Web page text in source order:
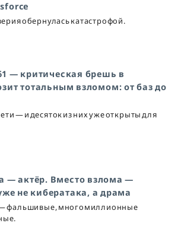
обернулась катастрофой.
— критическая брешь в
тотальным взломом: от баз до
— и десяток из них уже открыты для
— актёр. Вместо взлома —
не кибератака, а драма
фальшивые, многомиллионные